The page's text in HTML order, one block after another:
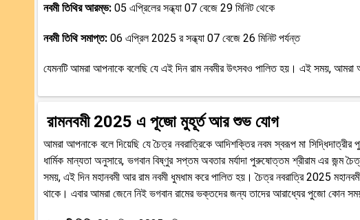
নবমী তিথির আরম্ভ: 05 এপ্রিলের সন্ধ্যা 07 বেজে 29 মিনিট থেকে
নবমী তিথি সমাপ্ত: 06 এপ্রিল 2025 র সন্ধ্যা 07 বেজে 26 মিনিট পর্যন্ত
যেমনটি আমরা আপনাকে বলেছি যে এই দিন রাম নবমীর উৎসবও পালিত হয়। এই সময়,
রামনবমী 2025 এ পূজো মুহূর্ত আর শুভ যোগ
আমরা আপনাকে বলে দিয়েছি যে চৈত্র নবরাত্রিকে আদিশক্তির নবম স্বরূপ মা
ধার্মিক মান্যতা অনুসারে, ভগবান বিষ্ণুর সপ্তম অবতার মর্যাদা পুরুষোত্তম শ্রীরাম এর জন্ম
সময়, এই দিন মহানবমী আর রাম নবমী ধুমধাম করে পালিত হয়। চৈত্র নবরাত্রি 2025
থাকে। এবার আমরা জেনে নিই ভগবান রামের ভক্তদের জন্য তাদের আরাধ্যের পুজো কোন সময়